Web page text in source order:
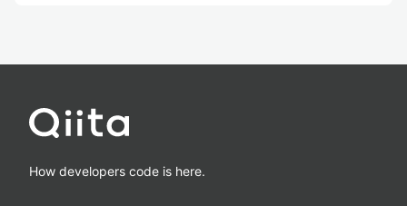
How developers code is here.